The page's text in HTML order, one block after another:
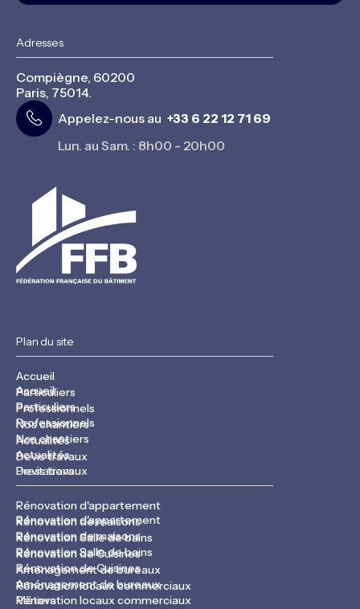
Plan du site
Accueil
Accueil
Particuliers
Particuliers
Professionnels
Professionnels
Nos chantiers
Nos chantiers
Actualités
Actualités
Devis travaux
Devis travaux
Prestations
Rénovation d'appartement
Rénovation d'appartement
Rénovation de maisons
Rénovation de maisons
Rénovation Salle de bains
Rénovation Salle de bains
Rénovation de Cuisines
Rénovation de Cuisines
Aménagement de bureaux
Aménagement de bureaux
Rénovation locaux commerciaux
Rénovation locaux commerciaux
Métiers
Adresses
Compiègne, 60200
Paris, 75014.
Appelez-nous au +33 6 22 12 71 69
Lun. au Sam. : 8h00 - 20h00